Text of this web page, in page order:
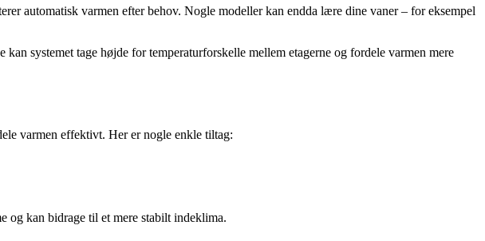
automatisk varmen efter behov. Nogle modeller kan endda lære dine vaner – for eksempel
systemet tage højde for temperaturforskelle mellem etagerne og fordele varmen mere
varmen effektivt. Her er nogle enkle tiltag:
og kan bidrage til et mere stabilt indeklima.